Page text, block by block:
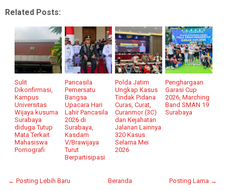
Related Posts:
Sulit
Dikonfirmasi,
Kampus
Universitas
Wijaya kusuma
Surabaya
diduga Tutup
Mata Terkait
Mahasiswa
Pornografi
Pancasila
Pemersatu
Bangsa
Upacara Hari
Lahir Pancasila
2026 di
Surabaya,
Kasdam
V/Brawijaya
Turut
Berpartisipasi
Polda Jatim
Ungkap Kasus
Tindak Pidana
Curas, Curat,
Curanmor (3C)
dan Kejahatan
Jalanan Lainnya
320 Kasus
Selama Mei
2026
Penghargaan
Garasi Cup
2026, Marching
Band SMAN 19
Surabaya
← Posting Lebih Baru Posting Lama →
Beranda